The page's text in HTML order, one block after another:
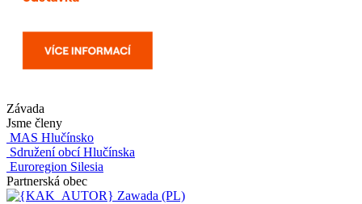
Závada
Jsme členy
MAS Hlučínsko
Sdružení obcí Hlučínska
Euroregion Silesia
Partnerská obec
Zawada (PL)